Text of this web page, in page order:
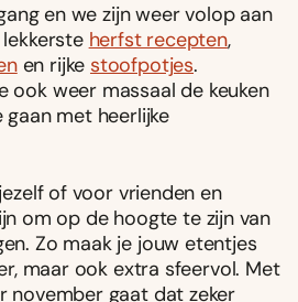
en we zijn weer volop aan
herfst recepten,
en rijke stoofpotjes.
ook weer massaal de keuken
met heerlijke
of voor vrienden en
om op de hoogte te zijn van
Zo maak je jouw etentjes
maar ook extra sfeervol. Met
november gaat dat zeker